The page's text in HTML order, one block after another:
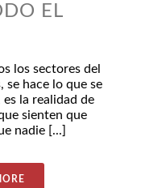
EL
los sectores del
se hace lo que se
la realidad de
sienten que
nadie [...]